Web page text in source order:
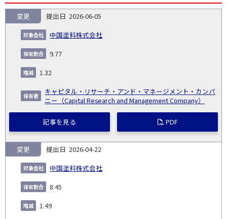
NO.
告
義
務
発
生
日
提
日
証券
対
2026-06-05
中国塗料株式会社
変更
9.77
1.32
キャピタル・リサーチ・アンド・マネージメント・カンパ
ニー（Capital Research and Management Company）
記事を見る PDF
2026-04-22
中国塗料株式会社
変更
8.45
1.49